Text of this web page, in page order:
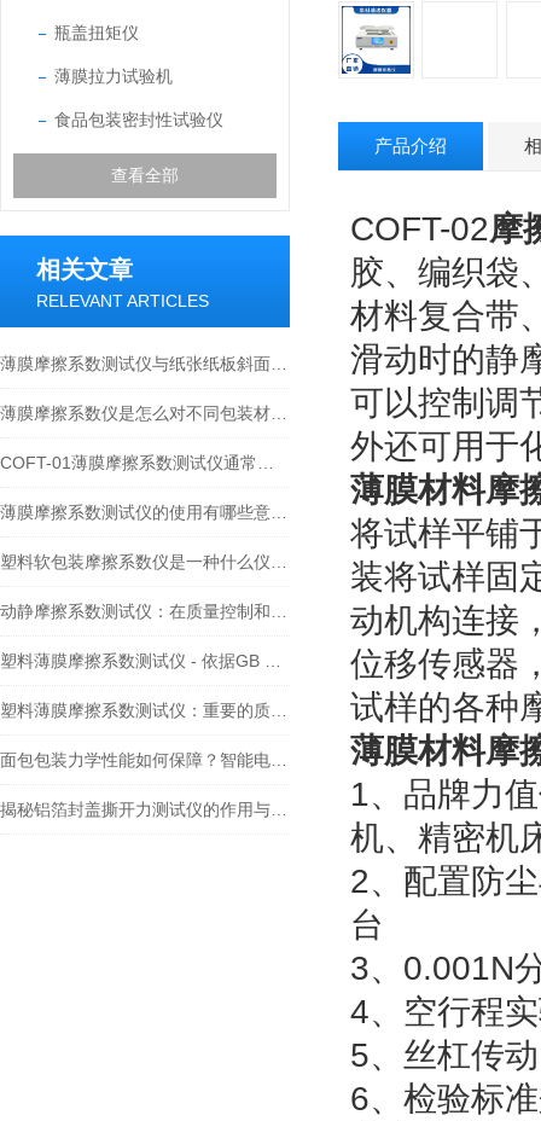
瓶盖扭矩仪
薄膜拉力试验机
食品包装密封性试验仪
查看全部
相关文章
RELEVANT ARTICLES
产品介绍
COFT-02摩
胶、编织袋
材料复合带
滑动时的静
可以控制调
外还可用于
薄膜材料摩
将试样平铺
装将试样固
动机构连接
位移传感器
试样的各种
薄膜材料摩
1、品牌力
机、精密机
2、配置防
台
3、0.001N
4、空行程
5、丝杠传
6、检验标